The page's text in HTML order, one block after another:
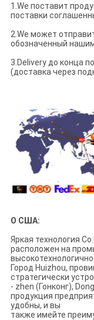
1.We поставит
поставки
2.We может
обозначенный
3.Delivery до конца
(доставка через
О США:
Яркая технология
расположен на
Город Huizhou,
стратегически
- zhen (Гонконг),
продукция
удобны, и вы
также имейте